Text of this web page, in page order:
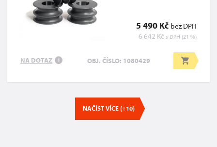
5 490 Kč bez DPH
6 642 Kč s DPH (21 %)
NA DOTAZ i OBJ. ČÍSLO: 1080429
NAČÍST VÍCE (+10)